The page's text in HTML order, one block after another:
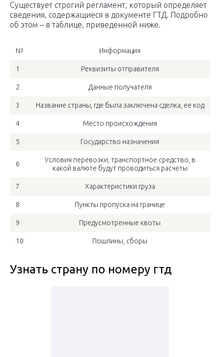
Существует строгий регламент, который определяет
сведения, содержащиеся в документе ГТД. Подробно
об этом – в таблице, приведенной ниже.
№ Информация
1 Реквизиты отправителя
2 Данные получателя
3 Название страны, где была заключена сделка, ее код
4 Место происхождения
5 Государство назначения
6
Условия перевозки, транспортное средство, в
какой валюте будут проводиться расчеты
7 Характеристики груза
8 Пункты пропуска на границе
9 Предусмотренные квоты
10 Пошлины, сборы
Узнать страну по номеру гтд